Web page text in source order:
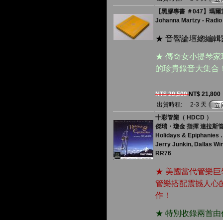
【黑膠專書 ＃047】瑪
Johanna Martzy -
★ 音響論壇總編輯
★ 傳奇女小提琴家
的珍貴錄音大集合
NT$ 29,500NT$ 21,800
出貨時程:
2-3 天
十彩管樂（ HDCD ）
傑瑞・瓊金 指揮 達拉斯
Holidays & Epiphanies
Jerry Junkin, Dallas
RR76
★ 美國當代管樂巨
管樂搭配震撼人心
作！
★ 特別收錄兩首由